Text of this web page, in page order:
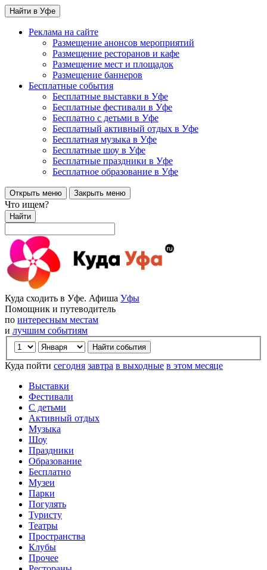
Найти в Уфе
Реклама на сайте
Размещение анонсов мероприятий
Размещение ресторанов и кафе
Размещение мест и площадок
Размещение баннеров
Бесплатные события
Бесплатные выставки в Уфе
Бесплатные фестивали в Уфе
Бесплатно с детьми в Уфе
Бесплатный активный отдых в Уфе
Бесплатная музыка в Уфе
Бесплатные шоу в Уфе
Бесплатные праздники в Уфе
Бесплатное образование в Уфе
Открыть меню Закрыть меню
Что ищем?
Найти
Куда сходить в Уфе. Афиша Уфы
Помощник и путеводитель
по интересным местам
и лучшим событиям
Куда пойти сегодня завтра в выходные в этом месяце
Выставки
Фестивали
С детьми
Активный отдых
Музыка
Шоу
Праздники
Образование
Бесплатно
Музеи
Парки
Погулять
Туристу
Театры
Пространства
Клубы
Прочее